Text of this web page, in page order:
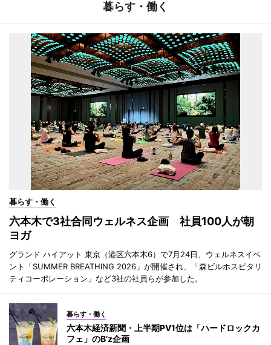
暮らす・働く
暮らす・働く
六本木で3社合同ウェルネス企画 社員100人が朝
ヨガ
グランド ハイアット 東京（港区六本木6）で7月24日、ウェルネスイベ
ント「SUMMER BREATHING 2026」が開催され、「森ビルホスピタリ
ティコーポレーション」など3社の社員らが参加した。
暮らす・働く
六本木経済新聞・上半期PV1位は「ハードロックカ
フェ」のB’z企画